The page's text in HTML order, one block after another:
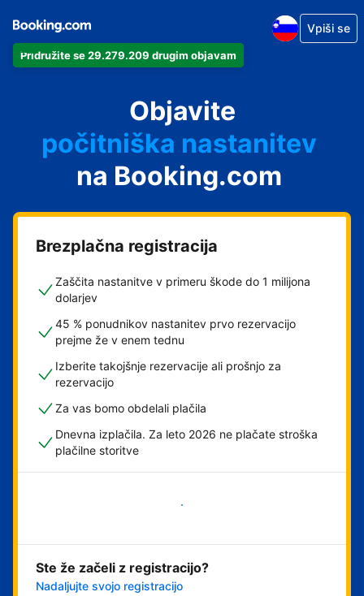
Pridružite se 29.279.209 drugim objavam
Vpiši se
Objavite
svoj apartma
svoj hotel
počitniška nastanitev
svoje gostišče
svoj B&B
na Booking.com
Brezplačna registracija
Zaščita nastanitve v primeru škode do 1 milijona
dolarjev
45 % ponudnikov nastanitev prvo rezervacijo
prejme že v enem tednu
Izberite takojšnje rezervacije ali prošnjo za
rezervacijo
Za vas bomo obdelali plačila
Dnevna izplačila. Za leto 2026 ne plačate stroška
plačilne storitve
Ste že začeli z registracijo?
Nadaljujte svojo registracijo